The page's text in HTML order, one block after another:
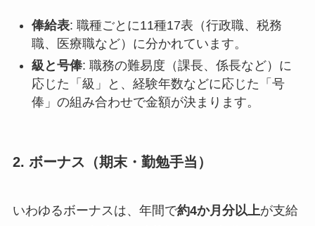
俸給表: 職種ごとに11種17表（行政職、税務
職、医療職など）に分かれています。
級と号俸: 職務の難易度（課長、係長など）に
応じた「級」と、経験年数などに応じた「号
俸」の組み合わせで金額が決まります。
2. ボーナス（期末・勤勉手当）
いわゆるボーナスは、年間で約4か月分以上が支給